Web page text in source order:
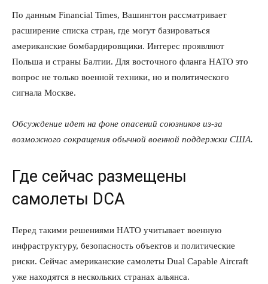
По данным Financial Times, Вашингтон рассматривает
расширение списка стран, где могут базироваться
американские бомбардировщики. Интерес проявляют
Польша и страны Балтии. Для восточного фланга НАТО это
вопрос не только военной техники, но и политического
сигнала Москве.
Обсуждение идет на фоне опасений союзников из-за
возможного сокращения обычной военной поддержки США.
Где сейчас размещены
самолеты DCA
Перед такими решениями НАТО учитывает военную
инфраструктуру, безопасность объектов и политические
риски. Сейчас американские самолеты Dual Capable Aircraft
уже находятся в нескольких странах альянса.